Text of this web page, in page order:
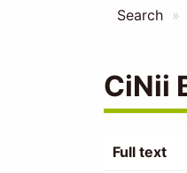
Search
CiNii
Full text